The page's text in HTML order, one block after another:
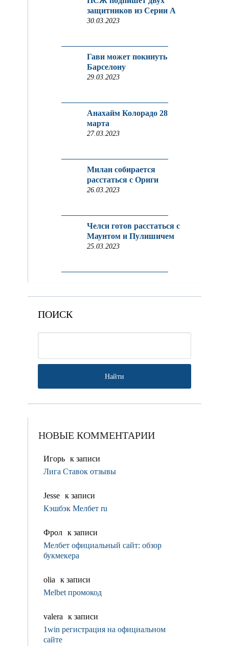
защитников из Серии A
30.03.2023
Гави может покинуть
Барселону
29.03.2023
Анахайм Колорадо 28
марта
27.03.2023
Милан собирается
расстаться с Ориги
26.03.2023
Челси готов расстаться с
Маунтом и Пулишичем
25.03.2023
ПОИСК
НОВЫЕ КОММЕНТАРИИ
Игорь к записи
Лига Ставок отзывы
Jesse к записи
Кэшбэк Мелбет ru
Фрол к записи
Мелбет официальный сайт: обзор
букмекера
olia
к записи
Melbet промокод
valerа
к записи
1win регистрация на официальном
сайте